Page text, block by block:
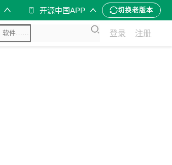
开源中国APP 切换老版本
登录 注册